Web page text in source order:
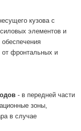
кузова с
элементов и
фронтальных и
- в передней части
зоны,
в случае